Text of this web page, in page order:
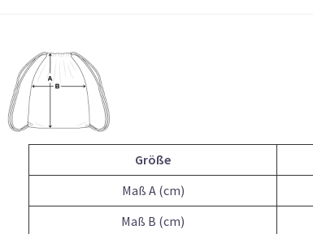
Größe
Maß A (cm)
Maß B (cm)